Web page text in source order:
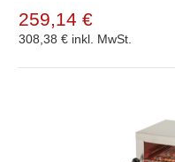
259,14 €
308,38 € inkl. MwSt.